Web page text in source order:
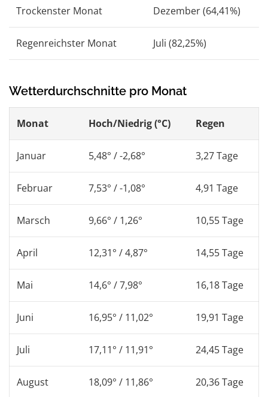
Trockenster Monat Dezember (64,41%)
Regenreichster Monat Juli (82,25%)
Wetterdurchschnitte pro Monat
Monat Hoch/Niedrig (°C) Regen
Januar 5,48° / -2,68° 3,27 Tage
Februar 7,53° / -1,08° 4,91 Tage
Marsch 9,66° / 1,26° 10,55 Tage
April 12,31° / 4,87° 14,55 Tage
Mai 14,6° / 7,98° 16,18 Tage
Juni 16,95° / 11,02° 19,91 Tage
Juli 17,11° / 11,91° 24,45 Tage
August 18,09° / 11,86° 20,36 Tage